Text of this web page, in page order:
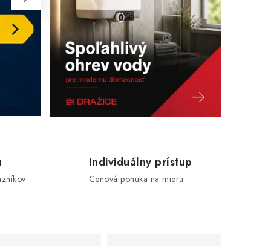
Individuálny prístup
Cenová ponuka na mieru